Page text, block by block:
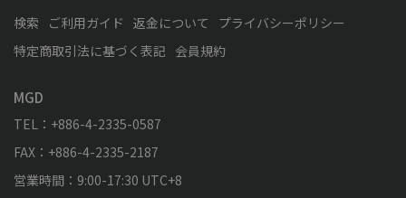
検索 ご利用ガイド 返金について
プライバシーポリシー
特定商取引法に基づく表記 会員規約
MGD
TEL：+886-4-2335-0587
FAX：+886-4-2335-2187
営業時間：9:00-17:30 UTC+8